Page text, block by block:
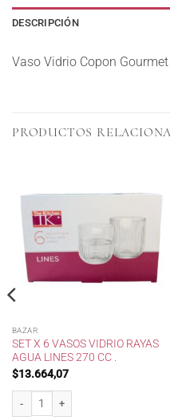
DESCRIPCIÓN
Vaso Vidrio Copon
PRODUCTOS
BAZAR
SET X 6 VASOS VIDRIO RAYAS
AGUA LINES 270 CC .
$13.664,07
Set x 6 Vasos Vidrio Rayas Agua